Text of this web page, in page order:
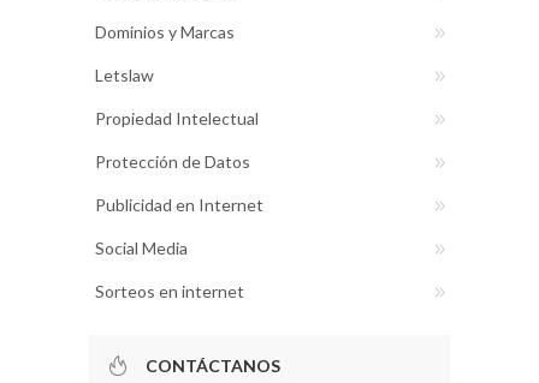
Dominios y Marcas
Letslaw
Propiedad Intelectual
Protección de Datos
Publicidad en Internet
Social Media
Sorteos en internet
CONTÁCTANOS